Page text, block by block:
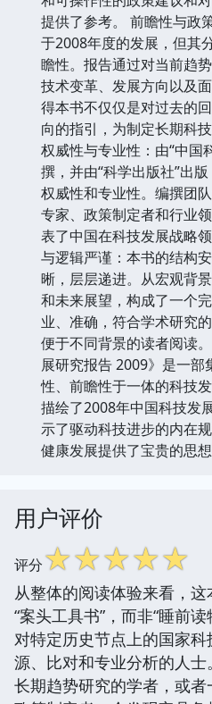
提供了参考。 前瞻性与政
于2008年度的发展，但其
瞻性。报告通过对当前趋
技术变革、发展方向以及
得本书不仅仅是对过去的
向的指引，为制定长期科
权威性与专业性：由“中国
撰，并由“科学出版社”出
权威性和专业性。编撰团
专家、政策制定者和行业
表了中国在科技发展战略
与逻辑严谨：本书的结构
晰，层层递进。从宏观背
和未来展望，构成了一个
业、准确，符合学术研究
便于不同背景的读者阅读
展研究报告 2009》是一部
性、前瞻性于一体的科技
描绘了2008年中国科技发
示了驱动科技进步的内在
健康发展提供了宝贵的思想
用户评价
评分☆☆☆☆☆
从整体的阅读体验来看，
“案头工具书”，而非“睡前
对特定历史节点上的国家
源、比对和专业分析的人
长期趋势研究的学者，或